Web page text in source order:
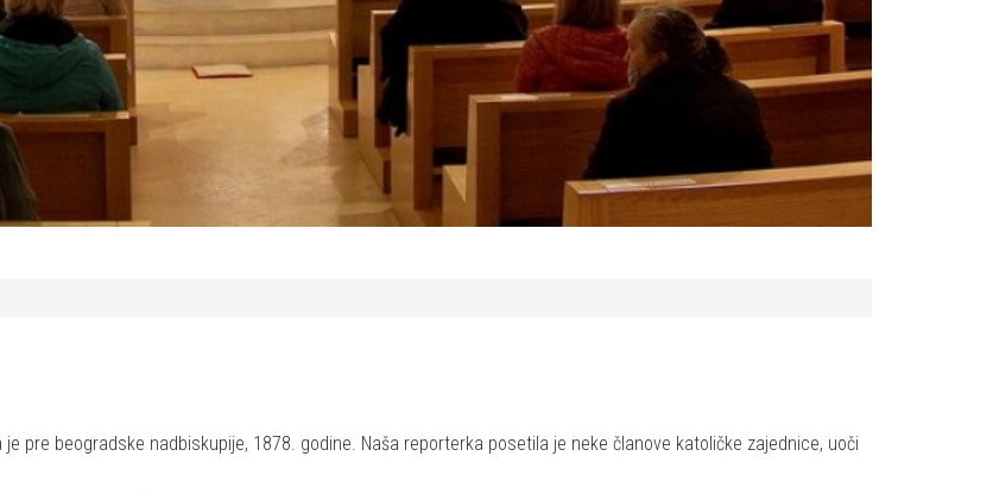
pre beogradske nadbiskupije, 1878. godine. Naša reporterka posetila je neke članove katoličke zajednice, uoči